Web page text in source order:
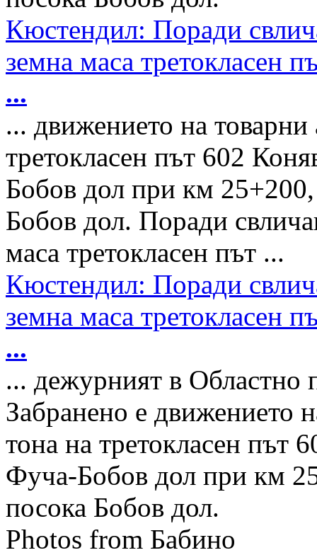
Кюстендил: Поради
земна маса третокласен
...
... движението на
третокласен път 602
Бобов дол при км
Бобов дол. Поради
маса третокласен път ...
Кюстендил: Поради
земна маса третокласен
...
... дежурният в Областно
Забранено е движението
тона на третокласен път
Фуча-Бобов дол при км
посока Бобов дол.
Photos from Бабино